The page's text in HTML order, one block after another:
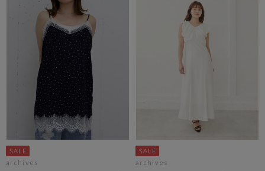
archives archives